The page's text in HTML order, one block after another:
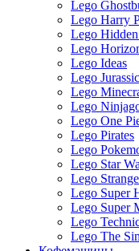
Lego
Lego Harry
Lego
Lego
Lego Ideas
Lego
Lego
Lego
Lego One
Lego Pirates
Lego
Lego Star
Lego
Lego Super
Lego Super
Lego
Lego The